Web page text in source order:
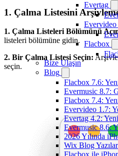
Evertag
Evervideo
Flacbox
Bize Ulaşın
Blog
Flacbox 7.6:
Evermusic 8.7:
Flacbox 7.4:
Evervideo 1.7:
Evertag 4.2:
Evermusic 8.6:
2026 Yılında
Wix Blog
Flacbox ile
1. Çalma Listesini
1. Çalma Listeleri Bölümünü
listeleri bölümüne gidin.
2. Bir Çalma Listesi Seçin:
seçin.